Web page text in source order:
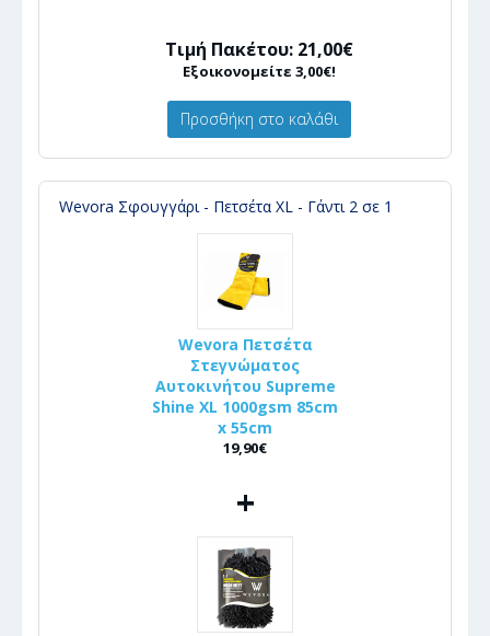
Τιμή Πακέτου: 21,00€
Εξοικονομείτε 3,00€!
Προσθήκη στο καλάθι
Wevora Σφουγγάρι - Πετσέτα XL - Γάντι 2 σε 1
Wevora Πετσέτα
Στεγνώματος
Αυτοκινήτου Supreme
Shine XL 1000gsm 85cm
x 55cm
19,90€
+